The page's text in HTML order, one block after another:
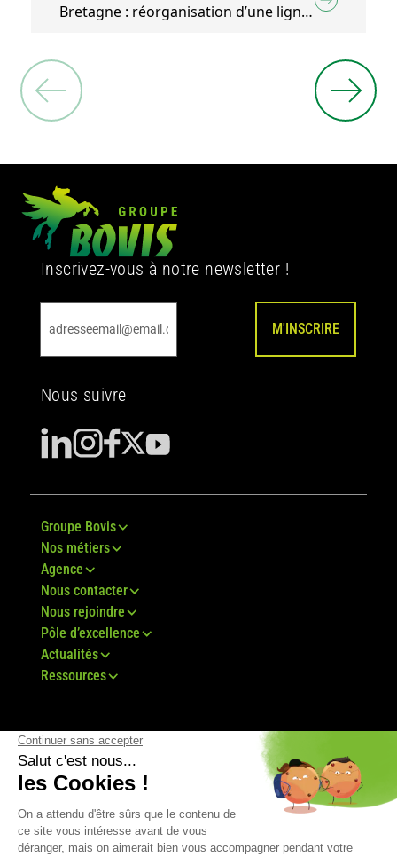
Bretagne : réorganisation d’une ligne
Inscrivez-vous à notre newsletter !
M'INSCRIRE
Nous suivre
Groupe Bovis
Nos métiers
Agence
Nous contacter
Nous rejoindre
Pôle d’excellence
Actualités
Ressources
© Groupe Bovis 2024 - Mentions légales
-Plan du site CGV